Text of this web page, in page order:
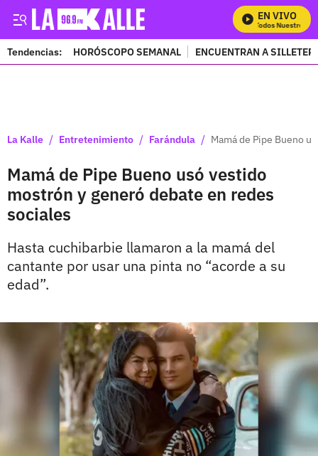
EN VIVO
Mira Todos Nuestros
Tendencias: HORÓSCOPO SEMANAL ENCUENTRAN A
La Kalle / Entretenimiento / Farándula / Mamá de Pipe Bueno
Mamá de Pipe Bueno usó vestido
mostrón y generó debate en redes
sociales
Hasta cuchibarbie llamaron a la mamá del
cantante por usar una pinta no “acorde a su
edad”.